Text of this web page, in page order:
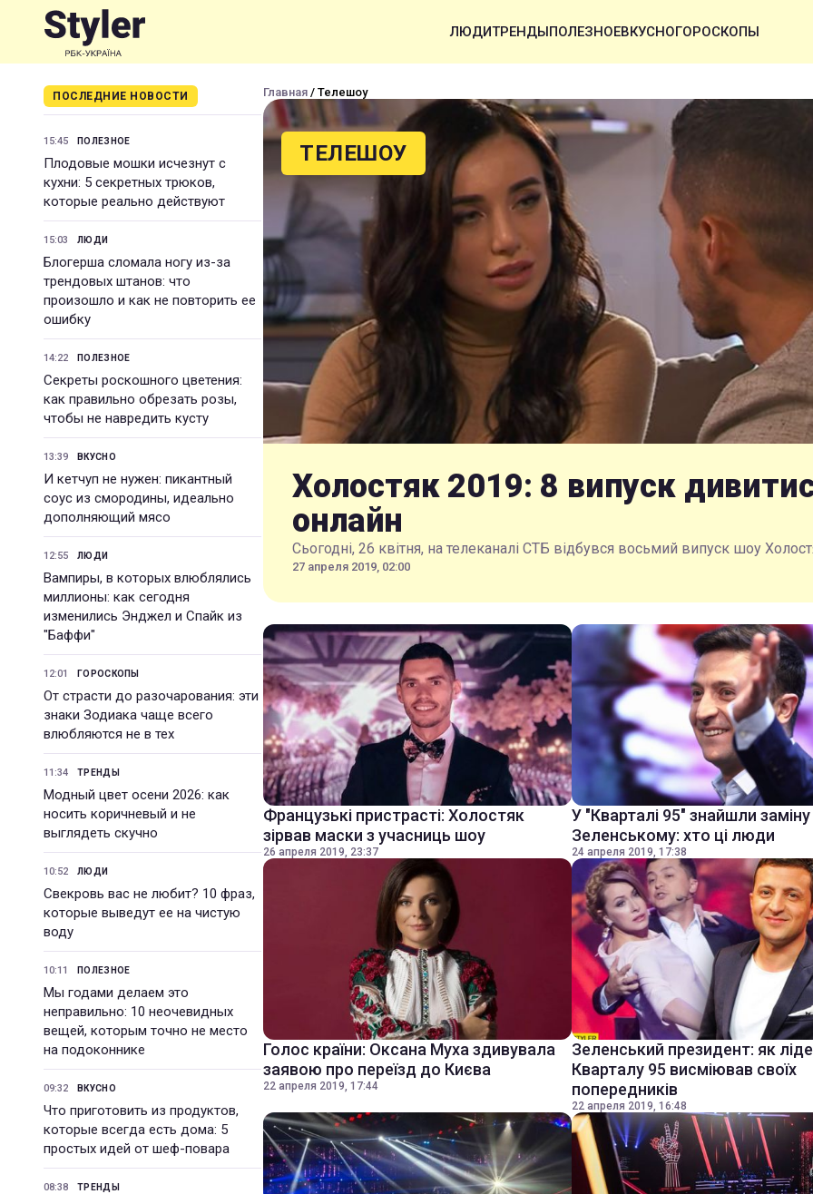
ЛЮДИТРЕНДЫПОЛЕЗНОЕВКУСНОГОРОСКОПЫ
ПОСЛЕДНИЕ НОВОСТИ
15:45 ПОЛЕЗНОЕ
Плодовые мошки исчезнут с
кухни: 5 секретных трюков,
которые реально действуют
15:03 ЛЮДИ
Блогерша сломала ногу из-за
трендовых штанов: что
произошло и как не повторить ее
ошибку
14:22 ПОЛЕЗНОЕ
Секреты роскошного цветения:
как правильно обрезать розы,
чтобы не навредить кусту
13:39 ВКУСНО
И кетчуп не нужен: пикантный
соус из смородины, идеально
дополняющий мясо
12:55 ЛЮДИ
Вампиры, в которых влюблялись
миллионы: как сегодня
изменились Энджел и Спайк из
"Баффи"
12:01 ГОРОСКОПЫ
От страсти до разочарования: эти
знаки Зодиака чаще всего
влюбляются не в тех
11:34 ТРЕНДЫ
Модный цвет осени 2026: как
носить коричневый и не
выглядеть скучно
10:52 ЛЮДИ
Свекровь вас не любит? 10 фраз,
которые выведут ее на чистую
воду
10:11 ПОЛЕЗНОЕ
Мы годами делаем это
неправильно: 10 неочевидных
вещей, которым точно не место
на подоконнике
09:32 ВКУСНО
Что приготовить из продуктов,
которые всегда есть дома: 5
простых идей от шеф-повара
08:38 ТРЕНДЫ
Главная / Телешоу
ТЕЛЕШОУ
Холостяк 2019: 8 випуск
онлайн
Сьогодні, 26 квітня, на телеканалі СТБ відбувся восьмий випуск шоу
27 апреля 2019, 02:00
Французькі пристрасті: Холостяк
зірвав маски з учасниць шоу
26 апреля 2019, 23:37
У "Кварталі 95" знайшли заміну
Зеленському: хто ці люди
24 апреля 2019, 17:38
Голос країни: Оксана Муха здивувала
заявою про переїзд до Києва
22 апреля 2019, 17:44
Зеленський президент: як
Кварталу 95 висміював своїх
попередників
22 апреля 2019, 16:48